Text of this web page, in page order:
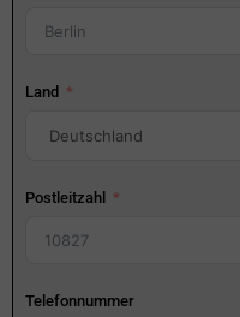
Land
Postleitzahl
Telefonnummer